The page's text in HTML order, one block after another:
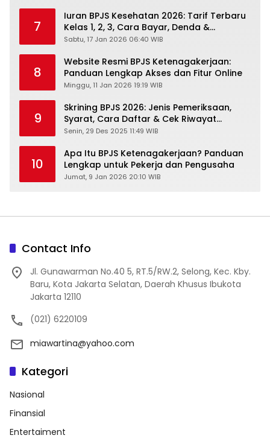
7
Iuran BPJS Kesehatan 2026: Tarif Terbaru
Kelas 1, 2, 3, Cara Bayar, Denda &
Panduan Lengkap Peserta JKN-KIS
Sabtu, 17 Jan 2026 06:40 WIB
8
Website Resmi BPJS Ketenagakerjaan:
Panduan Lengkap Akses dan Fitur Online
Minggu, 11 Jan 2026 19:19 WIB
9
Skrining BPJS 2026: Jenis Pemeriksaan,
Syarat, Cara Daftar & Cek Riwayat
Kesehatan Gratis
Senin, 29 Des 2025 11:49 WIB
10
Apa Itu BPJS Ketenagakerjaan? Panduan
Lengkap untuk Pekerja dan Pengusaha
Jumat, 9 Jan 2026 20:10 WIB
Contact Info
Jl. Gunawarman No.40 5, RT.5/RW.2, Selong, Kec. Kby.
Baru, Kota Jakarta Selatan, Daerah Khusus Ibukota
Jakarta 12110
(021) 6220109
miawartina@yahoo.com
Kategori
Nasional
Finansial
Entertaiment